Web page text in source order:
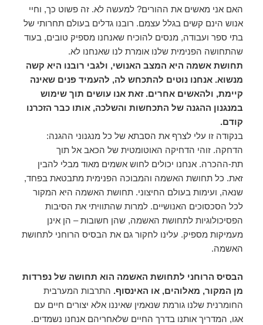
האם אני מאשים את ההורים? למעשה לא. זה פשוט כך, וחיי
אנוש הינם קשים בגלל עצמם. רובנו גדלים בעולם תחרותי של
בתי ספר ועבודה, מנסים להוכיח שאנחנו מספיק טובים, בעוד
שהתחושה הפנימית שלנו אומרת לנו שאנחנו לא.
תחושת אשמה היא המצב האנושי, ולגבי רובנו היא קשה
מנשוא. אנחנו נוטים להתכחש לה, להעמיד פנים שאינה
קיימת, ולהאשים אחרים. זאת אנו עושים תוך שימוש
במנגנון ההגנה של התכחשות והשלכה, אותו כבר הזכרנו
קודם.
בנקודה זו עלי לצרף את הסבתא של כל מנגנוני ההגנה:
הדחקה. זוהי הדחיקה האוטומטית של הכאב אל תוך
תת-ההכרה. אנחנו יכולים לחוש אשמים מאוד מבלי להבין
זאת. כל תחושת האשמה והמבוכה הפנימית מתבטאת בפחד,
שנאה, ועימות בעולם החיצוני. תחושת האשמה היא המקור
לכל הסכסוכים האנושיים. למרות שהתוויתי את הסיבות
הפסיכולוגיות לתחושת האשמה, שהן חשובות – הן אינן
מעמיקות מספיק. עלינו לחקור גם את הבסיס הרוחני לתחושת
האשמה.
הבסיס הרוחני לתחושת האשמה הוא תחושה של נפרדות
מן המקור, מאלוהים, או האינסוף. התרבות המערבית
החומרנית שלנו גורמת שנאמין שאיננו אלא יצורים חיים עם
אגו, המדריך אותנו בדרך החיים שלאחריהם אנחנו נשמדים.